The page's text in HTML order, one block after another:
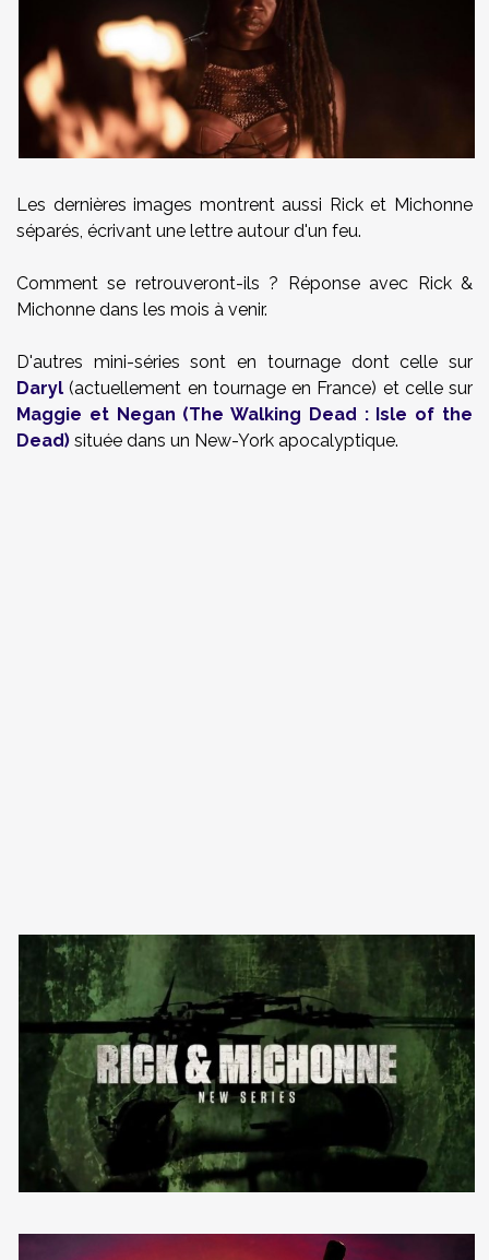
Les dernières images montrent aussi Rick et Michonne
séparés, écrivant une lettre autour d'un feu.
Comment se retrouveront-ils ? Réponse avec Rick &
Michonne dans les mois à venir.
D'autres mini-séries sont en tournage dont celle sur
Daryl(actuellement en tournage en France) et celle sur
Maggie et Negan (The Walking Dead : Isle of the
Dead) située dans un New-York apocalyptique.